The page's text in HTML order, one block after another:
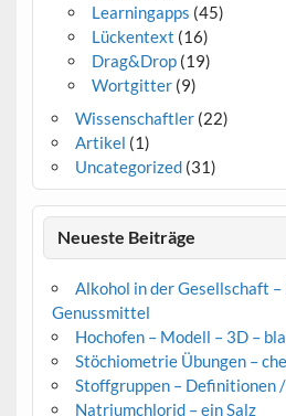
Learningapps (45)
Lückentext (16)
Drag&Drop(19)
Wortgitter(9)
Wissenschaftler(22)
Artikel (1)
Uncategorized(31)
Neueste Beiträge
Alkohol in der Gesellschaft
Genussmittel
Hochofen – Modell – 3D –
Stöchiometrie Übungen –
Stoffgruppen – Definitionen
Natriumchlorid – ein Salz